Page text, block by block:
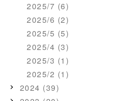
2025/7 (6)
2025/6 (2)
2025/5 (5)
2025/4 (3)
2025/3 (1)
2025/2 (1)
2024 (39)